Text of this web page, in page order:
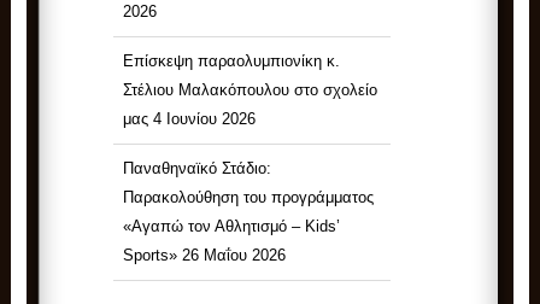
2026
Επίσκεψη παραολυμπιονίκη κ.
Στέλιου Μαλακόπουλου στο σχολείο
μας 4 Ιουνίου 2026
Παναθηναϊκό Στάδιο:
Παρακολούθηση του προγράμματος
«Αγαπώ τον Αθλητισμό – Kids’
Sports» 26 Μαΐου 2026